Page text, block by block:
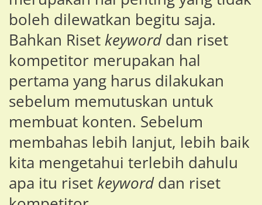
boleh dilewatkan begitu saja.
Bahkan Riset keyworddan riset
kompetitor merupakan hal
pertama yang harus dilakukan
sebelum memutuskan untuk
membuat konten. Sebelum
membahas lebih lanjut, lebih baik
kita mengetahui terlebih dahulu
apa itu riset keyworddan riset